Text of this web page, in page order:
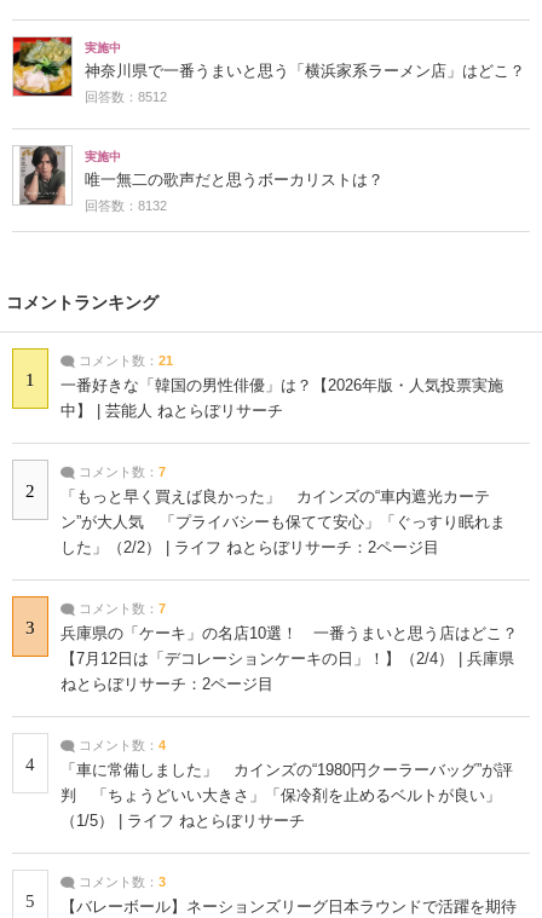
実施中
神奈川県で一番うまいと思う「横浜家系ラーメン店」はどこ？
回答数：8512
実施中
唯一無二の歌声だと思うボーカリストは？
回答数：8132
コメントランキング
1
コメント数： 21
一番好きな「韓国の男性俳優」は？【2026年版・人気投票実施
中】 | 芸能人 ねとらぼリサーチ
2
コメント数： 7
「もっと早く買えば良かった」 カインズの“車内遮光カーテ
ン”が大人気 「プライバシーも保てて安心」「ぐっすり眠れま
した」（2/2） | ライフ ねとらぼリサーチ：2ページ目
3
コメント数： 7
兵庫県の「ケーキ」の名店10選！ 一番うまいと思う店はどこ？
【7月12日は「デコレーションケーキの日」！】（2/4） | 兵庫県
ねとらぼリサーチ：2ページ目
4
コメント数： 4
「車に常備しました」 カインズの“1980円クーラーバッグ”が評
判 「ちょうどいい大きさ」「保冷剤を止めるベルトが良い」
（1/5） | ライフ ねとらぼリサーチ
5
コメント数： 3
【バレーボール】ネーションズリーグ日本ラウンドで活躍を期待